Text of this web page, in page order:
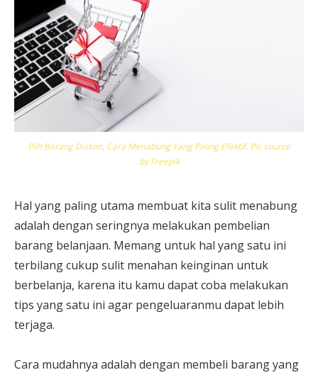
Piih Barang Diskon, Cara Menabung Yang Paling Efektif. Pic source
by Freepik
Hal yang paling utama membuat kita sulit menabung
adalah dengan seringnya melakukan pembelian
barang belanjaan. Memang untuk hal yang satu ini
terbilang cukup sulit menahan keinginan untuk
berbelanja, karena itu kamu dapat coba melakukan
tips yang satu ini agar pengeluaranmu dapat lebih
terjaga.
Cara mudahnya adalah dengan membeli barang yang